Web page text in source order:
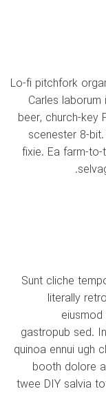
Lo-fi pitchfork
Carles
beer, church-key
scenester 8-
fixie. Ea farm-
Sunt cliche
literally
gastropub sed.
quinoa ennui ugh
booth dolore
twee DIY salvia